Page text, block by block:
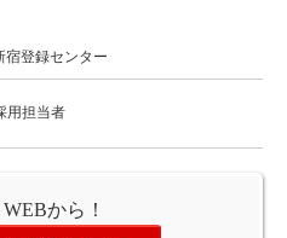
登録センター
用担当者
から！